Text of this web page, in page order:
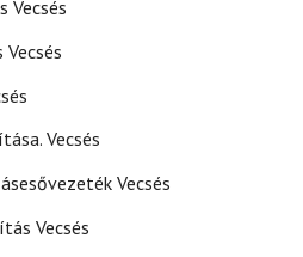
Vecsés
Vecsés
Vecsés
Vecsés